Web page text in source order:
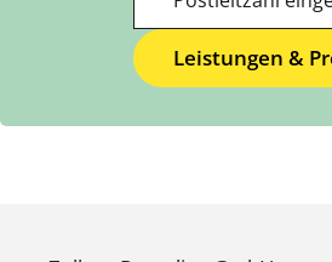
Leistungen &